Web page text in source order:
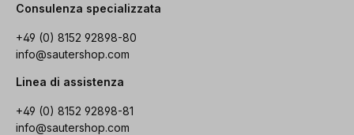
Consulenza specializzata
+49 (0) 8152 92898-80
info@sautershop.com
Linea di assistenza
+49 (0) 8152 92898-81
info@sautershop.com